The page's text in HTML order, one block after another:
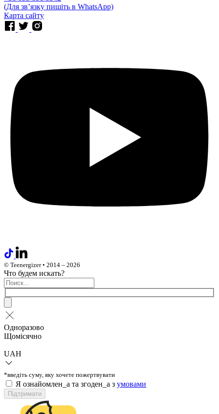
(Для звʼязку пишіть в WhatsApp)
Карта сайту
© Teenergizer • 2014 – 2026
Что будем искать?
Одноразово
Щомісячно
UAH
*введіть суму, яку хочете пожертвувати
Я ознайомлен_а та згоден_а з умовами
Підтримати